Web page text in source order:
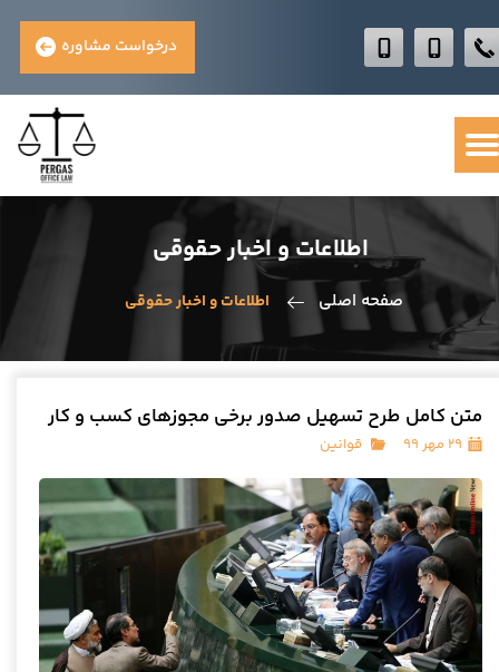
درخواست مشاوره
اطلاعات و اخبار حقوقی
صفحه اصلی اطلاعات و اخبار حقوقی
متن کامل طرح تسهیل صدور برخی مجوزهای کسب و کار
۲۹ مهر ۹۹ قوانین